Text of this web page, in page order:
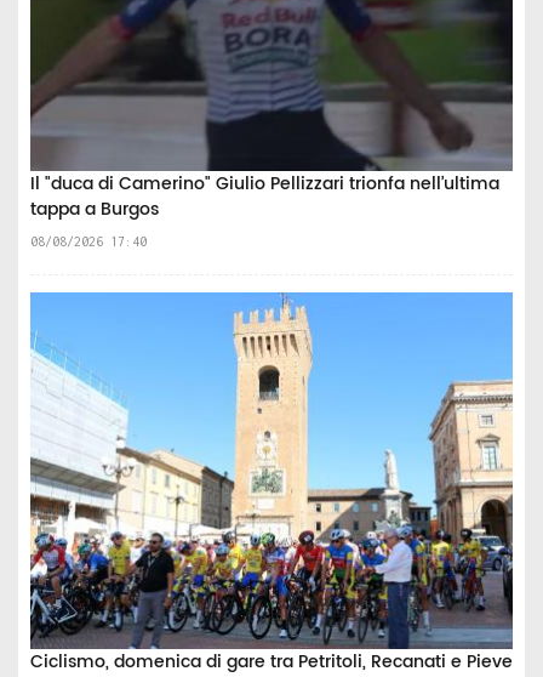
Il "duca di Camerino" Giulio Pellizzari trionfa nell’ultima
tappa a Burgos
08/08/2026 17:40
Ciclismo, domenica di gare tra Petritoli, Recanati e Pieve